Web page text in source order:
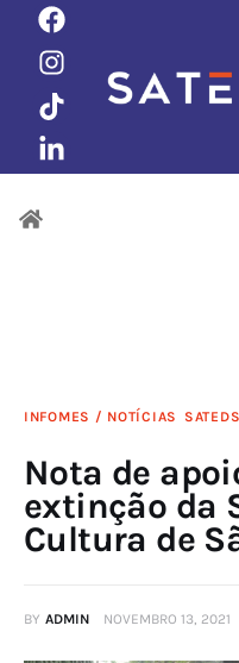
INFOMES / NOTÍCIAS
Nota de
extinção da
Cultura de
BY ADMIN NOVEMBRO 13, 2021